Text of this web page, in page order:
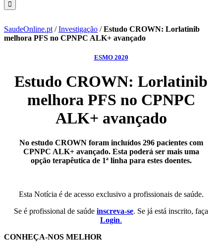
SaudeOnline.pt /Investigação /Estudo CROWN: Lorlatinib
melhora PFS no CPNPC ALK+ avançado
ESMO 2020
Estudo CROWN: Lorlatinib
melhora PFS no CPNPC
ALK+ avançado
No estudo CROWN foram incluídos 296 pacientes com
CPNPC ALK+ avançado. Esta poderá ser mais uma
opção terapêutica de 1ª linha para estes doentes.
Esta Notícia é de acesso exclusivo a profissionais de saúde.
Se é profissional de saúde inscreva-se. Se já está inscrito, faça
Login.
CONHEÇA-NOS MELHOR